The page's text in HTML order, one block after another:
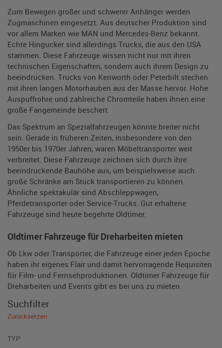
Zum Bewegen großer und schwerer Anhänger werden
Zugmaschinen eingesetzt. Aus deutscher Produktion sind
vor allem Marken wie MAN und Mercedes-Benz bekannt.
Echte Hingucker sind allerdings Trucks, die aus den USA
stammen. Diese Fahrzeuge wissen nicht nur mit ihren
technischen Eigenschaften, sondern auch ihrem Design zu
beeindrucken. Trucks von Kenworth oder Peterbilt stechen
mit ihren langen Motorhauben aus der Masse hervor. Hohe
Auspuffrohre und zahlreiche Chromteile haben ihnen eine
große Fangemeinde beschert.
Das Spektrum an Spezialfahrzeugen könnte breiter nicht
sein. Gerade in früheren Zeiten, insbesondere von den
1950er bis 1970er Jahren, waren Möbeltransporter weit
verbreitet. Diese Fahrzeuge zeichnen sich durch ihre
beeindruckende Bauhöhe aus, um beispielsweise auch
große Schränke am Stück transportieren zu können.
Ähnliche spektakulär sind Abschleppwagen,
Pferdetransporter oder Service-Trucks. Gut erhaltene
Fahrzeuge sind heute begehrte Oldtimer.
Oldtimer Fahrzeuge für Dreharbeiten mieten
Ob Lkw oder Transporter, die Fahrzeuge einer jeden Epoche
haben ihr eigenes Flair und damit hervorragende Requisiten
für Film- und Fernsehproduktionen. Oldtimer Fahrzeuge für
Dreharbeiten und Events gibt es bei uns zu mieten.
Suchfilter
Zurücksetzen
TYP